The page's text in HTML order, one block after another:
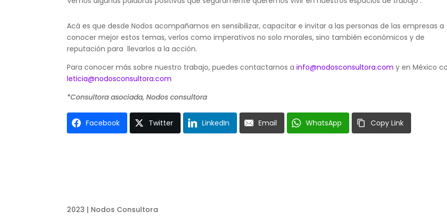
Acá es que desde Nodos acompañamos en sensibilizar, capacitar e invitar a las personas de las empresas a
conocer mejor estos temas, verlos como imperativos no solo morales, sino también económicos y de
reputación para llevarlos a la acción.
Para conocer más sobre nuestro trabajo, puedes contactarnos ainfo@nodosconsultora.com y en México
leticia@nodosconsultora.com
*Consultora asociada, Nodos consultora
Facebook Twitter LinkedIn Email WhatsApp Copy Link
2023 | Nodos Consultora